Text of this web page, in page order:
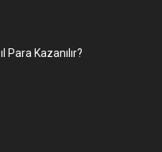
Para Kazanılır?